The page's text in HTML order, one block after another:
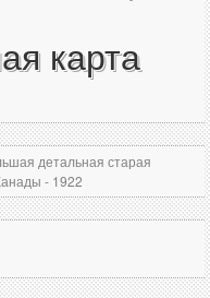
карта
детальная старая
- 1922